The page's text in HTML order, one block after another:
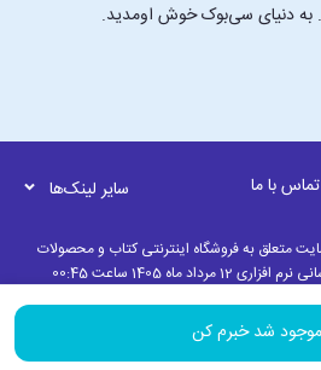
موجود شد خبرم کن
به دنیای سی‌بوک خوش اومدید.
تماس با ما سایر لینک‌ها
این سایت متعلق به فروشگاه اینترنتی کتاب و محصولات